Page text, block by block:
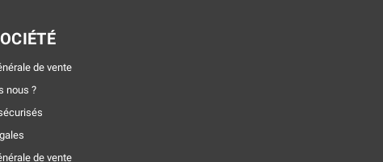
de vente
nous ?
de vente